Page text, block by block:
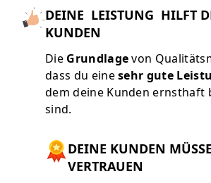
DEINE LEISTUNG HILFT
KUNDEN
Die Grundlagevon
dass du einesehr gute
dem deine Kunden ernsthaft
sind.
DEINE KUNDEN
VERTRAUEN